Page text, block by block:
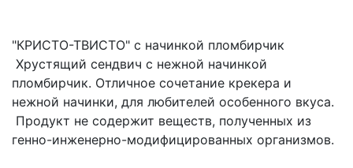
"КРИСТО-ТВИСТО" с начинкой пломбирчик
Хрустящий сендвич с нежной начинкой
пломбирчик. Отличное сочетание крекера и
нежной начинки, для любителей особенного вкуса.
Продукт не содержит веществ, полученных из
генно-инженерно-модифицированных организмов.